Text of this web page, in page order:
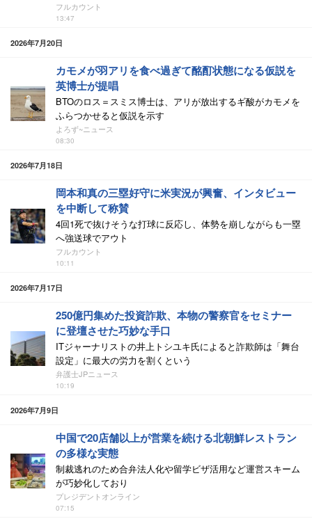
フルカウント
13:47
2026年7月20日
カモメが羽アリを食べ過ぎて酩酊状態になる仮説を
英博士が提唱
BTOのロス＝スミス博士は、アリが放出するギ酸がカモメを
ふらつかせると仮説を示す
よろず~ニュース
08:30
2026年7月18日
岡本和真の三塁好守に米実況が興奮、インタビュー
を中断して称賛
4回1死で抜けそうな打球に反応し、体勢を崩しながらも一塁
へ強送球でアウト
フルカウント
10:11
2026年7月17日
250億円集めた投資詐欺、本物の警察官をセミナー
に登壇させた巧妙な手口
ITジャーナリストの井上トシユキ氏によると詐欺師は「舞台
設定」に最大の労力を割くという
弁護士JPニュース
10:19
2026年7月9日
中国で20店舗以上が営業を続ける北朝鮮レストラン
の多様な実態
制裁逃れのため合弁法人化や留学ビザ活用など運営スキーム
が巧妙化しており
プレジデントオンライン
07:15